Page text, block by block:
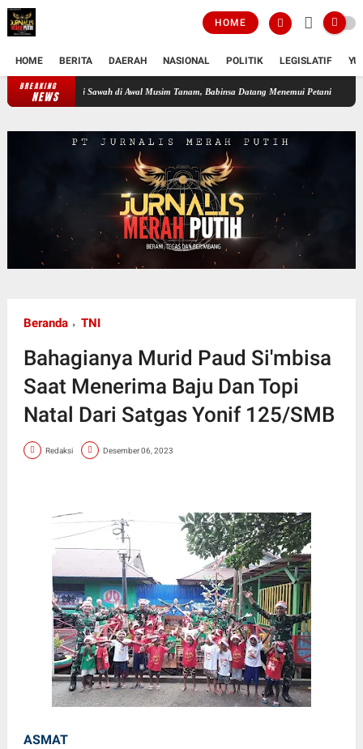
HOME
HOME BERITA DAERAH NASIONAL POLITIK LEGISLATIF
BREAKING
NEWS
Kondisi Sawah di Awal Musim Tanam, Babinsa Datang Menemui Petani Api Membesar
Beranda TNI
Bahagianya Murid Paud Si'mbisa
Saat Menerima Baju Dan Topi
Natal Dari Satgas Yonif 125/SMB
Redaksi Desember 06, 2023
ASMAT